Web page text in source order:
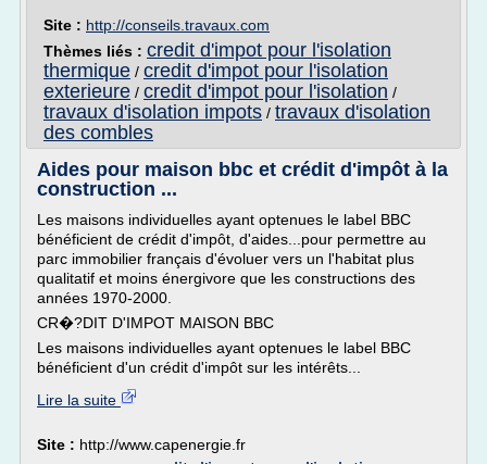
Site : http://conseils.travaux.com
Thèmes liés : credit d'impot pour l'isolation
thermique / credit d'impot pour l'isolation
exterieure / credit d'impot pour l'isolation /
travaux d'isolation impots / travaux d'isolation
des combles
Aides pour maison bbc et crédit d'impôt à la
construction ...
Les maisons individuelles ayant optenues le label BBC
bénéficient de crédit d'impôt, d'aides...pour permettre au
parc immobilier français d'évoluer vers un l'habitat plus
qualitatif et moins énergivore que les constructions des
années 1970-2000.
CR�?DIT D'IMPOT MAISON BBC
Les maisons individuelles ayant optenues le label BBC
bénéficient d'un crédit d'impôt sur les intérêts...
Lire la suite
Site : http://www.capenergie.fr